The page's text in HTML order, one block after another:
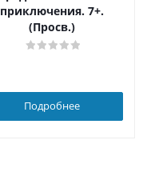
приключения. 7+.
(Просв.)
Подробнее